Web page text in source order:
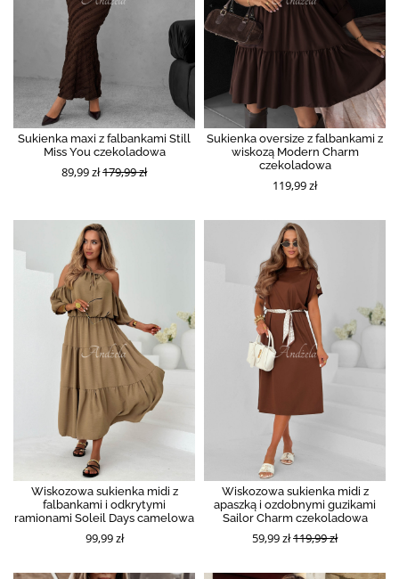
Sukienka maxi z falbankami Still
Miss You czekoladowa
89,99 zł179,99 zł
Sukienka oversize z falbankami z
wiskozą Modern Charm
czekoladowa
119,99 zł
Wiskozowa sukienka midi z
falbankami i odkrytymi
ramionami Soleil Days camelowa
99,99 zł
Wiskozowa sukienka midi z
apaszką i ozdobnymi guzikami
Sailor Charm czekoladowa
59,99 zł119,99 zł